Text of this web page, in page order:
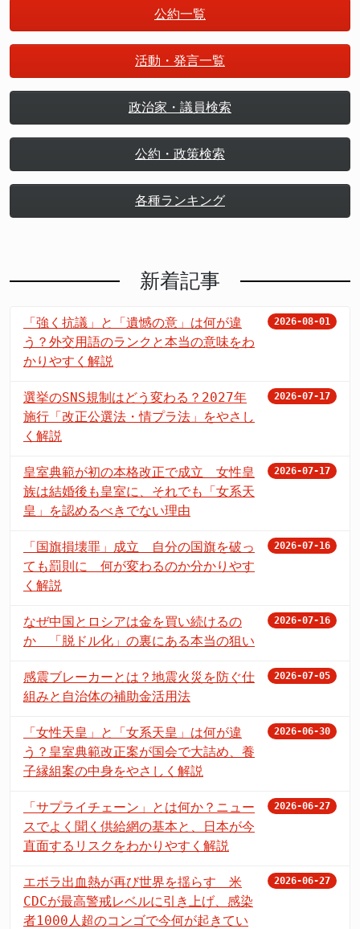
公約一覧
活動・発言一覧
政治家・議員検索
公約・政策検索
各種ランキング
新着記事
「強く抗議」と「遺憾の意」は何が違
う？外交用語のランクと本当の意味をわ
かりやすく解説
2026-08-01
選挙のSNS規制はどう変わる？2027年
施行「改正公選法・情プラ法」をやさし
く解説
2026-07-17
皇室典範が初の本格改正で成立 女性皇
族は結婚後も皇室に、それでも「女系天
皇」を認めるべきでない理由
2026-07-17
「国旗損壊罪」成立 自分の国旗を破っ
ても罰則に 何が変わるのか分かりやす
く解説
2026-07-16
なぜ中国とロシアは金を買い続けるの
か 「脱ドル化」の裏にある本当の狙い
2026-07-16
感震ブレーカーとは？地震火災を防ぐ仕
組みと自治体の補助金活用法
2026-07-05
「女性天皇」と「女系天皇」は何が違
う？皇室典範改正案が国会で大詰め、養
子縁組案の中身をやさしく解説
2026-06-30
「サプライチェーン」とは何か？ニュー
スでよく聞く供給網の基本と、日本が今
直面するリスクをわかりやすく解説
2026-06-27
エボラ出血熱が再び世界を揺らす 米
CDCが最高警戒レベルに引き上げ、感染
者1000人超のコンゴで今何が起きてい
2026-06-27